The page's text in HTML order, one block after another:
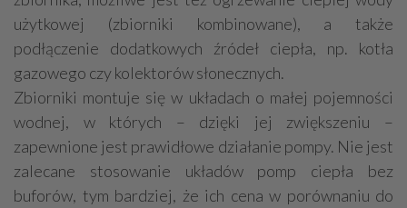
użytkowej (zbiorniki kombinowane), a także
podłączenie dodatkowych źródeł ciepła, np. kotła
gazowego czy kolektorów słonecznych.
Zbiorniki montuje się w układach o małej pojemności
wodnej, w których – dzięki jej zwiększeniu –
zapewnione jest prawidłowe działanie pompy. Nie jest
zalecane stosowanie układów pomp ciepła bez
buforów, tym bardziej, że ich cena w porównaniu do